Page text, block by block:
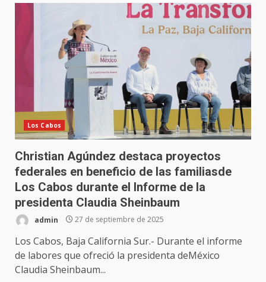
Los Cabos
Christian Agúndez destaca proyectos
federales en beneficio de las familiasde
Los Cabos durante el Informe de la
presidenta Claudia Sheinbaum
admin 27 de septiembre de 2025
Los Cabos, Baja California Sur.- Durante el informe
de labores que ofreció la presidenta deMéxico
Claudia Sheinbaum...